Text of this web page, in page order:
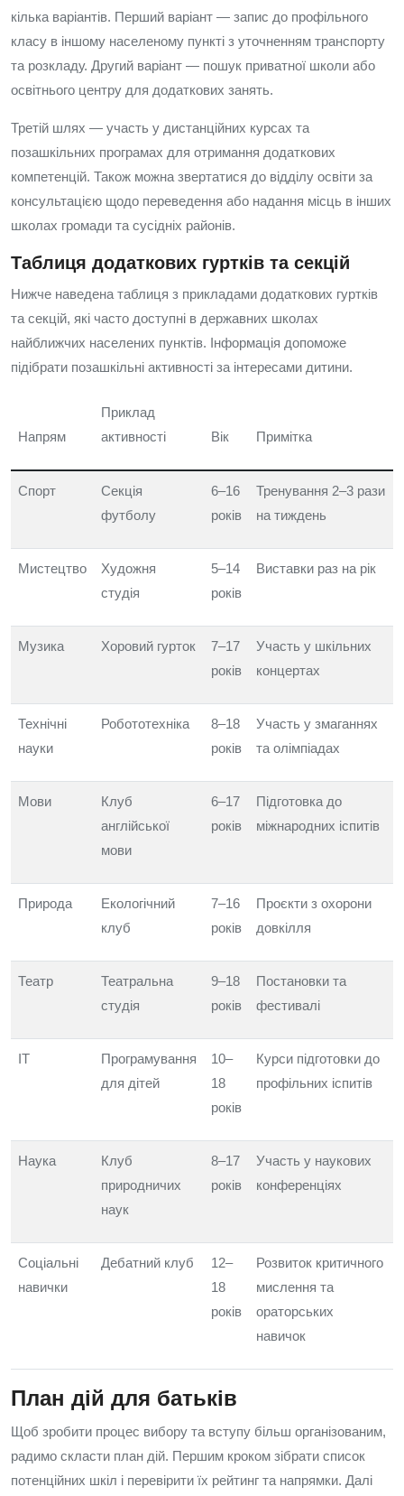
кілька варіантів. Перший варіант — запис до профільного
класу в іншому населеному пункті з уточненням транспорту
та розкладу. Другий варіант — пошук приватної школи або
освітнього центру для додаткових занять.
Третій шлях — участь у дистанційних курсах та
позашкільних програмах для отримання додаткових
компетенцій. Також можна звертатися до відділу освіти за
консультацією щодо переведення або надання місць в інших
школах громади та сусідніх районів.
Таблиця додаткових гуртків та секцій
Нижче наведена таблиця з прикладами додаткових гуртків
та секцій, які часто доступні в державних школах
найближчих населених пунктів. Інформація допоможе
підібрати позашкільні активності за інтересами дитини.
Напрям
Приклад
активності
Вік Примітка
Спорт
Секція
футболу
6–16
років
Тренування 2–3 рази
на тиждень
Мистецтво
Художня
студія
5–14
років
Виставки раз на рік
Музика Хоровий гурток
7–17
років
Участь у шкільних
концертах
Технічні
науки
Робототехніка
8–18
років
Участь у змаганнях
та олімпіадах
Мови
Клуб
англійської
мови
6–17
років
Підготовка до
міжнародних іспитів
Природа
Екологічний
клуб
7–16
років
Проєкти з охорони
довкілля
Театр
Театральна
студія
9–18
років
Постановки та
фестивалі
IT
Програмування
для дітей
10–
18
років
Курси підготовки до
профільних іспитів
Наука
Клуб
природничих
наук
8–17
років
Участь у наукових
конференціях
Соціальні
навички
Дебатний клуб
12–
18
років
Розвиток критичного
мислення та
ораторських
навичок
План дій для батьків
Щоб зробити процес вибору та вступу більш організованим,
радимо скласти план дій. Першим кроком зібрати список
потенційних шкіл і перевірити їх рейтинг та напрямки. Далі